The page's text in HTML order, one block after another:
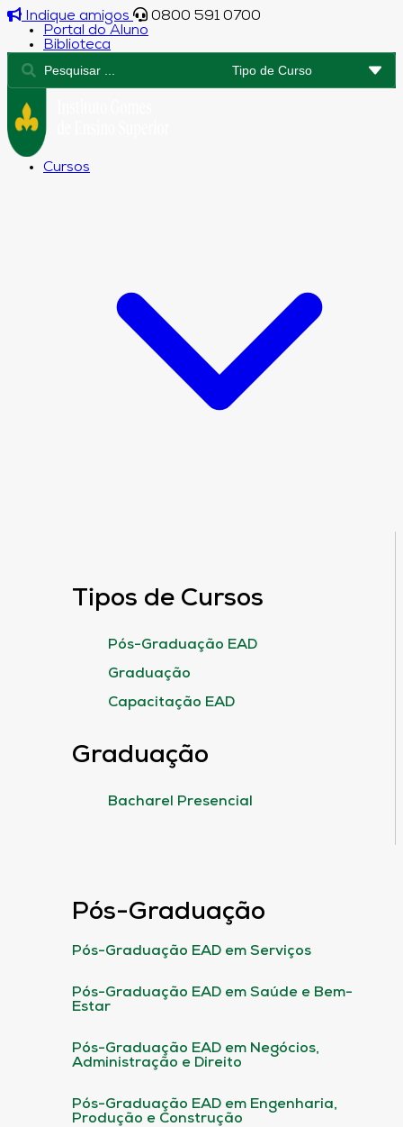
Indique amigos
0800 591 0700
Portal do Aluno
Biblioteca
Cursos
Tipos de Cursos
Pós-Graduação EAD
Graduação
Capacitação EAD
Graduação
Bacharel Presencial
Pós-Graduação
Pós-Graduação EAD em Serviços
Pós-Graduação EAD em Saúde e Bem-
Estar
Pós-Graduação EAD em Negócios,
Administração e Direito
Pós-Graduação EAD em Engenharia,
Produção e Construção